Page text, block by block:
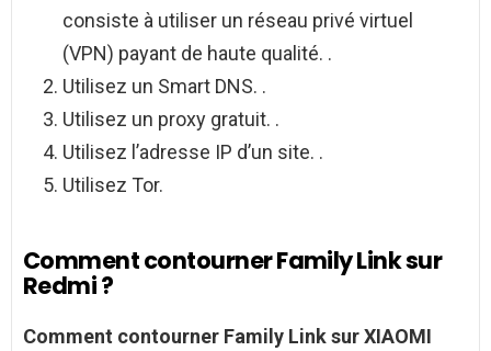
consiste à utiliser un réseau privé virtuel
(VPN) payant de haute qualité. .
Utilisez un Smart DNS. .
Utilisez un proxy gratuit. .
Utilisez l’adresse IP d’un site. .
Utilisez Tor.
Comment contourner Family Link sur
Redmi ?
Comment contourner Family Link sur XIAOMI